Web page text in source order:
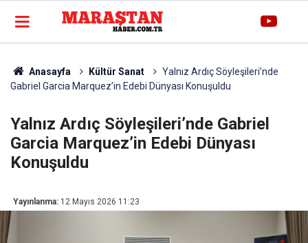
Anasayfa Kültür Sanat
Yalnız Ardıç Söyleşileri’nde
Gabriel Garcia Marquez’in Edebi Dünyası Konuşuldu
Yalnız Ardıç Söyleşileri’nde Gabriel
Garcia Marquez’in Edebi Dünyası
Konuşuldu
Yayınlanma: 12 Mayıs 2026 11:23